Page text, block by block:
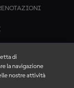
di
la navigazione
nostre attività